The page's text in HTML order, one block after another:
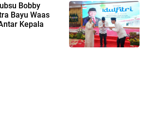
Bobby
Bayu Waas
Kepala